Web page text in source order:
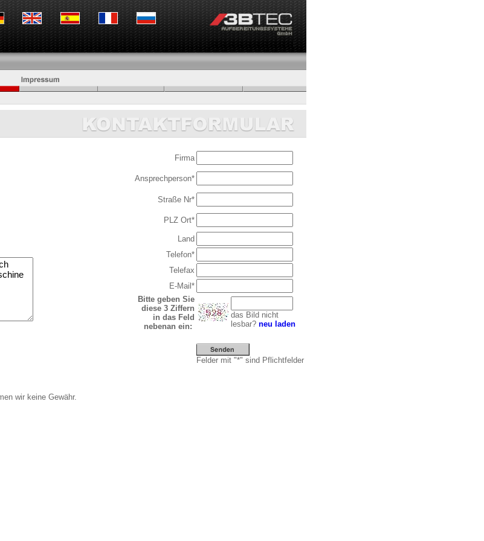
Firma
Ansprechperson*
Straße Nr*
PLZ Ort*
Land
Telefon*
Telefax
E-Mail*
Bitte geben Sie
diese 3 Ziffern
in das Feld
nebenan ein:
das Bild nicht
lesbar? neu laden
Felder mit "*" sind Pflichtfelder
wir keine Gewähr.